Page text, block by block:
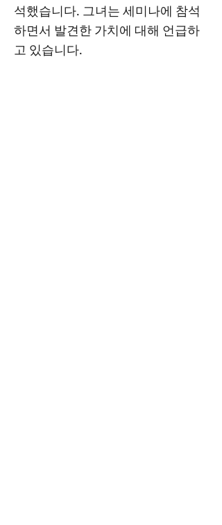
석했습니다. 그녀는 세미나에 참석
하면서 발견한 가치에 대해 언급하
고 있습니다.